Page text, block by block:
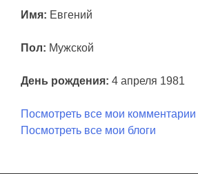
Имя: Евгений
Пол: Мужской
День рождения: 4 апреля 1981
Посмотреть все мои комментарии
Посмотреть все мои блоги